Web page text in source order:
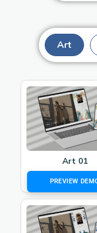
Art
Art 01
PREVIEW